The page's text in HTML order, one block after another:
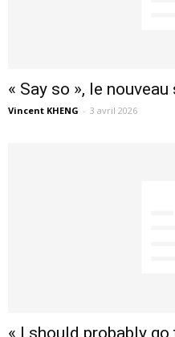
« Say so », le
Vincent KHENG - 3 avril 2026
« I should probably go